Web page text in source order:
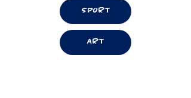
SPORT
ART